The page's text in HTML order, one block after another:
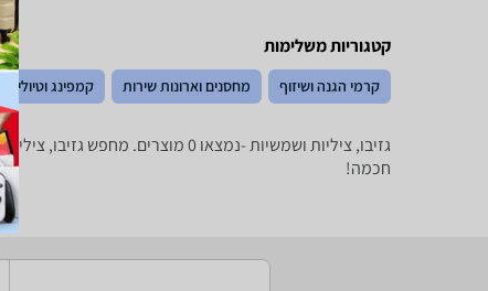
קטגוריות משלימות
קרמי הגנה ושיזוף מחסנים וארונות שירות קמפינג וטיולים
גזיבו, ציליות ושמשיות -נמצאו
חכמה!